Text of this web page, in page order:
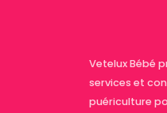
Vetelux Bébé
services et
puériculture